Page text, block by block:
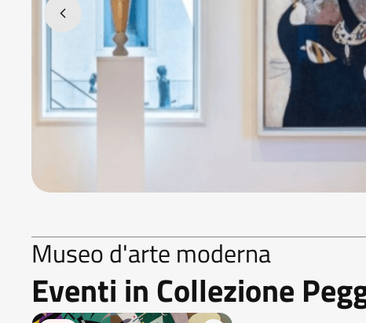
Museo d'arte moderna
Eventi in Collezione